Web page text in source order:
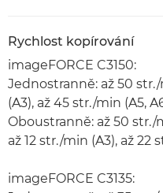
Rychlost kopírování
imageFORCE C3150:
Jednostranně: až 50 str./
(A3), až 45 str./min (A5,
Oboustranně: až 50 str./
až 12 str./min (A3), až 22
imageFORCE C3135: